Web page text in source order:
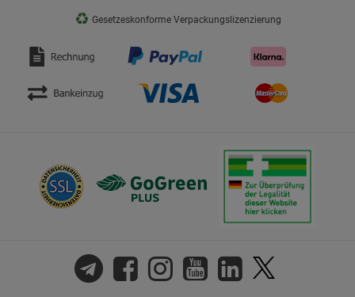
♻ Gesetzeskonforme Verpackungslizenzierung